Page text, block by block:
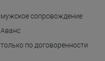
мужское сопровождение
Аванс
только по договоренности